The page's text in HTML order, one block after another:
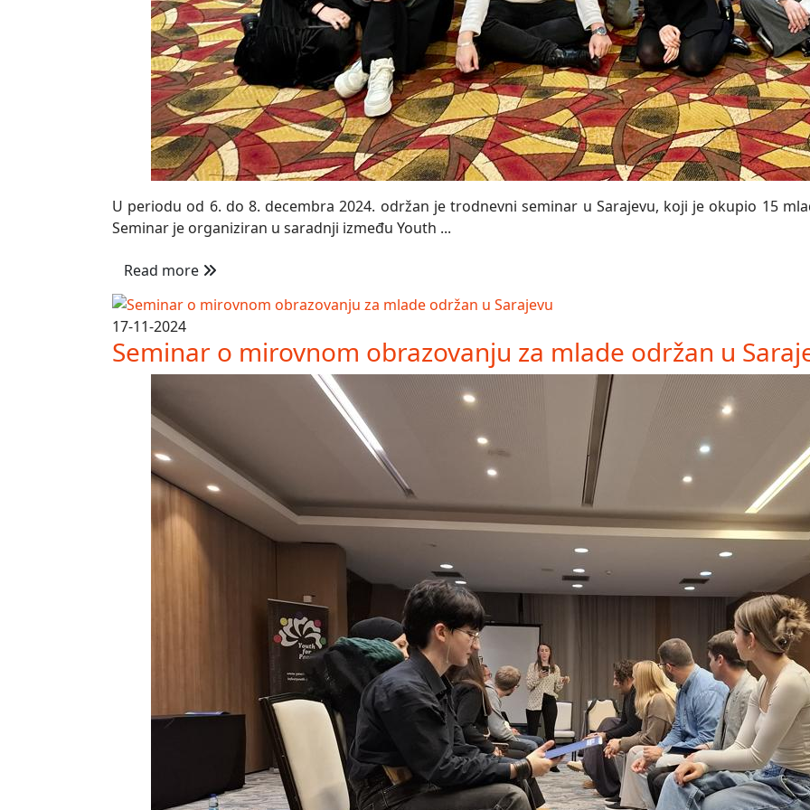
U periodu od 6. do 8. decembra 2024. održan je trodnevni seminar u Sarajevu, koji je okupio 15
Seminar je organiziran u saradnji između Youth ...
Read more
17-11-2024
Seminar o mirovnom obrazovanju za mlade održan u